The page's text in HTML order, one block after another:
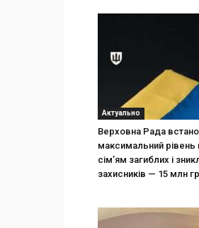
Актуально
Верховна Рада
максимальний рівень
сім’ям загиблих і
захисників — 15 млн